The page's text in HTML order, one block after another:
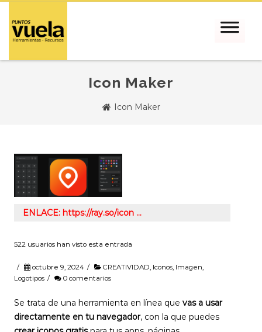
Icon Maker
Icon Maker
ENLACE: https://ray.so/icon …
522 usuarios han visto esta entrada
/ octubre 9, 2024 / CREATIVIDAD, Iconos, Imagen,
Logotipos / 0 comentarios
Se trata de una herramienta en línea que vas a usar
directamente en tu navegador, con la que puedes